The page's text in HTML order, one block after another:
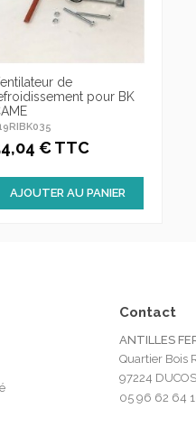
de
pour BK
€ TTC
AJOUTER AU PANIER
Contact
ANTILLES
Quartier Bois
97224
05 96 62 64